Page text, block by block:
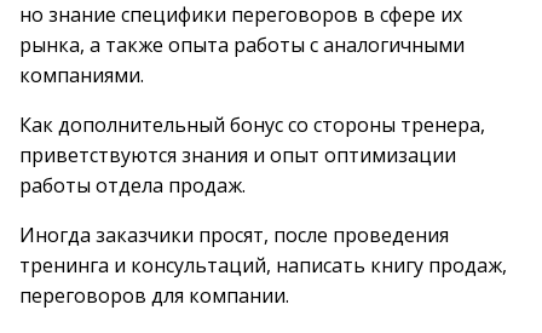
но знание специфики переговоров в сфере их
рынка, а также опыта работы с аналогичными
компаниями.
Как дополнительный бонус со стороны тренера,
приветствуются знания и опыт оптимизации
работы отдела продаж.
Иногда заказчики просят, после проведения
тренинга и консультаций, написать книгу продаж,
переговоров для компании.